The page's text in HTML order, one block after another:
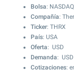
Bolsa: NASDAQ
Compañía:
Ticker: THRX
País: USA
Oferta: USD
Demanda: USD
Cotizaciones: